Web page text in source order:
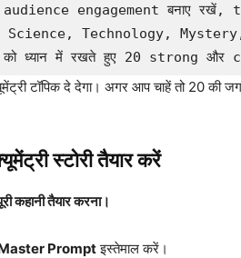
engagement बनाए
Technology,
ध्यान में रखते हुए 20 strong और
टॉपिक दे देगा। अगर आप चाहें तो 20 की
स्टोरी तैयार करें
कहानी तैयार करना।
Promptइस्तेमाल करें।